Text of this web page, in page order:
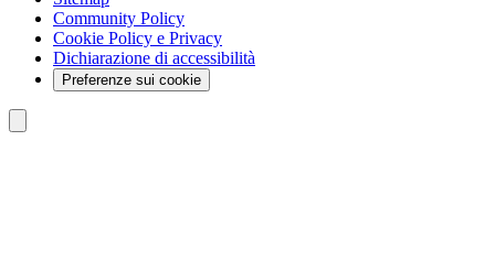
Community Policy
Cookie Policy e Privacy
Dichiarazione di accessibilità
Preferenze sui cookie